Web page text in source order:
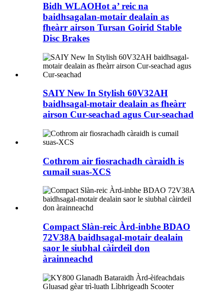
Bidh WLAOHot a’ reic na
baidhsagalan-motair dealain as
fheàrr airson Tursan Goirid Stable
Disc Brakes
SAIY New In Stylish 60V32AH
baidhsagal-motair dealain as fheàrr
airson Cur-seachad agus Cur-seachad
Cothrom air fiosrachadh càraidh is
cumail suas-XCS
Compact Slàn-reic Àrd-inbhe BDAO
72V38A baidhsagal-motair dealain
saor le siubhal càirdeil don
àrainneachd